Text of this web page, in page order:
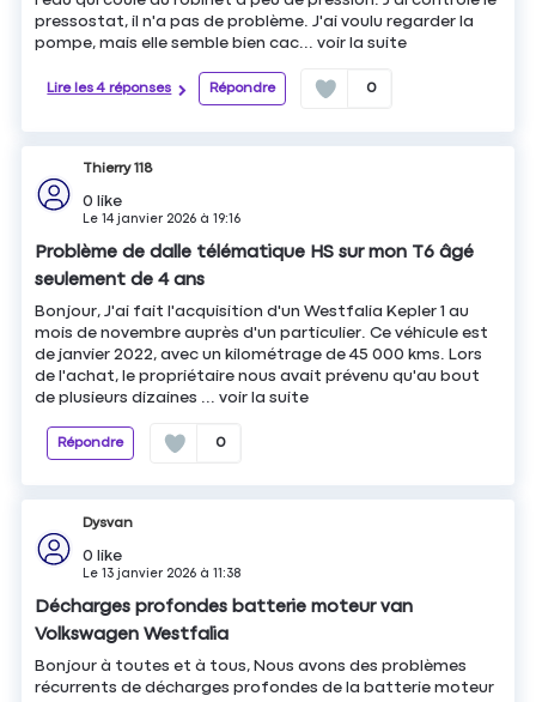
pressostat, il n'a pas de problème. J'ai voulu regarder la
pompe, mais elle semble bien cac...voir la suite
Lire les 4 réponses Répondre 0
Thierry 118
0 like
Le14 janvier 2026 à19:16
Problème de dalle télématique HS sur mon T6 âgé
seulement de 4 ans
Bonjour, J'ai fait l'acquisition d'un Westfalia Kepler 1 au
mois de novembre auprès d'un particulier. Ce véhicule est
de janvier 2022, avec un kilométrage de 45 000 kms. Lors
de l'achat, le propriétaire nous avait prévenu qu'au bout
de plusieurs dizaines ...voir la suite
Répondre 0
Dysvan
0 like
Le13 janvier 2026 à11:38
Décharges profondes batterie moteur van
Volkswagen Westfalia
Bonjour à toutes et à tous, Nous avons des problèmes
récurrents de décharges profondes de la batterie moteur